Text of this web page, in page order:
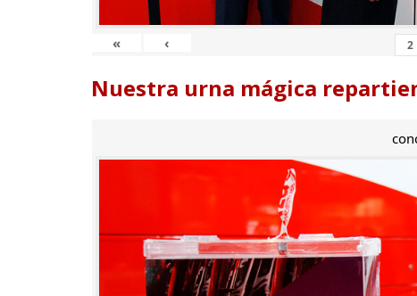
« ‹
Nuestra urna mágica